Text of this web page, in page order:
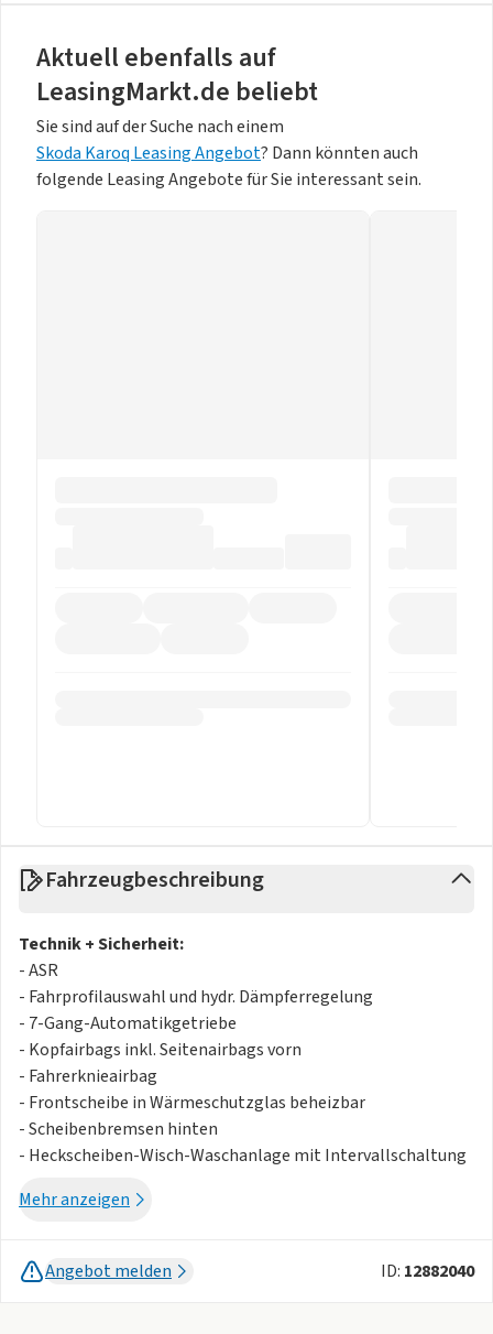
Aktuell ebenfalls auf
LeasingMarkt.de beliebt
Sie sind auf der Suche nach einem
Skoda Karoq Leasing Angebot? Dann könnten auch
folgende Leasing Angebote für Sie interessant sein.
Fahrzeugbeschreibung
Technik + Sicherheit:
- ASR
- Fahrprofilauswahl und hydr. Dämpferregelung
- 7-Gang-Automatikgetriebe
- Kopfairbags inkl. Seitenairbags vorn
- Fahrerknieairbag
- Frontscheibe in Wärmeschutzglas beheizbar
- Scheibenbremsen hinten
- Heckscheiben-Wisch-Waschanlage mit Intervallschaltung
- Dreip.Automatikgurte vo.m.Gurtstraffer und
- Außentemperatur-Anzeige
- Dynamiklenkung
Mehr anzeigen
Angebot melden ID: 12882040